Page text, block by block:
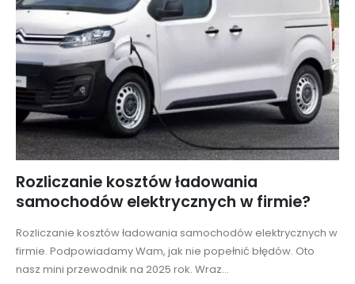
Rozliczanie kosztów ładowania
samochodów elektrycznych w firmie?
Rozliczanie kosztów ładowania samochodów elektrycznych w
firmie. Podpowiadamy Wam, jak nie popełnić błędów. Oto
nasz mini przewodnik na 2025 rok. Wraz...